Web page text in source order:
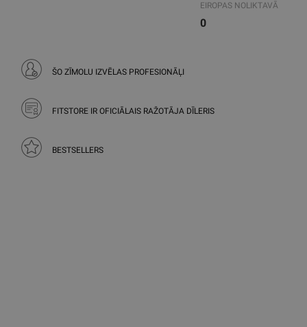
EIROPAS NOLIKTAVĀ
0
ŠO ZĪMOLU IZVĒLAS PROFESIONĀĻI
FITSTORE IR OFICIĀLAIS RAŽOTĀJA DĪLERIS
BESTSELLERS